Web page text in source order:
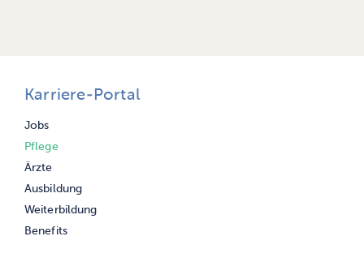
Karriere-Portal
Navigation
überspringen
Jobs
Pflege
Ärzte
Ausbildung
Weiterbildung
Benefits